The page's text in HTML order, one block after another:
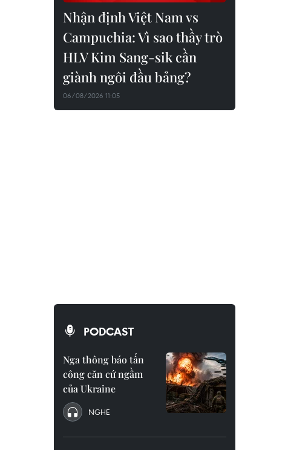
Nhận định Việt Nam vs
Campuchia: Vì sao thầy trò
HLV Kim Sang-sik cần
giành ngôi đầu bảng?
06/08/2026 11:05
PODCAST
Nga thông báo tấn
công căn cứ ngầm
của Ukraine
NGHE